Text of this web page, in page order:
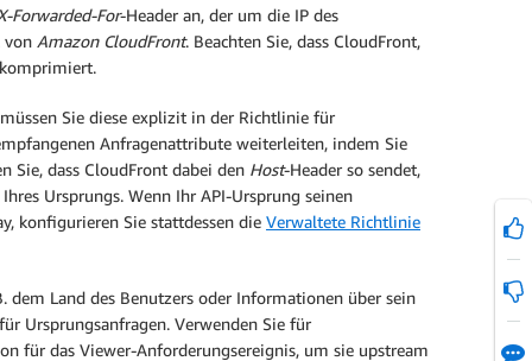
Forwarded-For-Header an, der um die IP des
von Amazon CloudFront. Beachten Sie, dass CloudFront,
Sie diese explizit in der Richtlinie für
Anfragenattribute weiterleiten, indem Sie
Sie, dass CloudFront dabei den Host-Header so sendet,
Ursprungs. Wenn Ihr API-Ursprung seinen
konfigurieren Sie stattdessen die Verwaltete Richtlinie
dem Land des Benutzers oder Informationen über sein
Ursprungsanfragen. Verwenden Sie für
für das Viewer-Anforderungsereignis, um sie upstream